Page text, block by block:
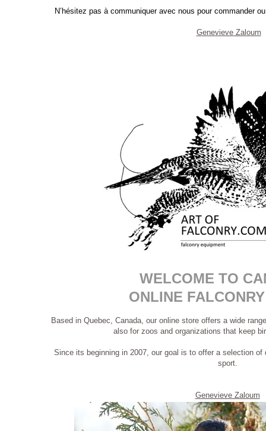
N’hésitez pas à communiquer avec nous pour commander
Genevieve Zaloum
Based in Quebec, Canada, our online store offers a wide
also for zoos and organizations that keep
Since its beginning in 2007, our goal is to offer a selection
sport.
Genevieve Zaloum
WELCOME TO
ONLINE